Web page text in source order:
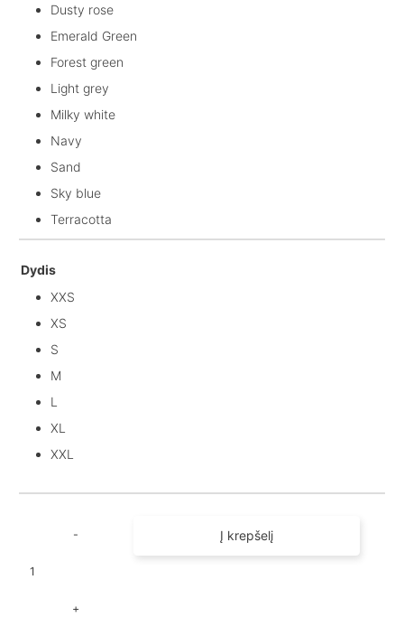
Dusty rose
Emerald Green
Forest green
Light grey
Milky white
Navy
Sand
Sky blue
Terracotta
Dydis
XXS
XS
S
M
L
XL
XXL
Į krepšelį